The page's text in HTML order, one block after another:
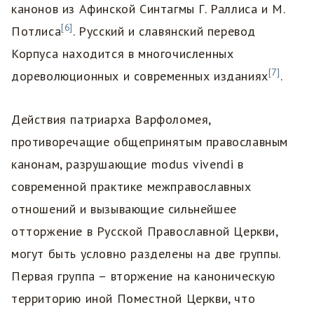
канонов из Афинской Синтагмы Г. Раллиса и М.
Потлиса[6]. Русский и славянский перевод
Корпуса находится в многочисленных
дореволюционных и современных изданиях[7].
Действия патриарха Варфоломея,
противоречащие общепринятым православным
канонам, разрушающие modus vivendi в
современной практике межправославных
отношений и вызывающие сильнейшее
отторжение в Русской Православной Церкви,
могут быть условно разделены на две группы.
Первая группа – вторжение на каноническую
территорию иной Поместной Церкви, что